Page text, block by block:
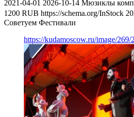
2021-04-01 2026-10-14 Мюзиклы
1200 RUB https://schema.org/InStock
Советуем Фестивали
https://kudamoscow.ru/image/